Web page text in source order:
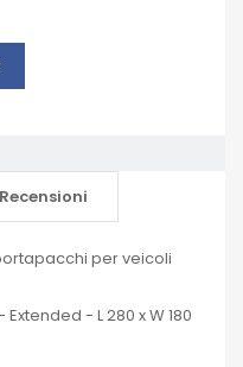
Recensioni
per veicoli
- L 280 x W 180